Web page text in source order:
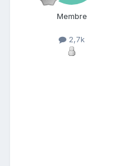
Membre
2,7k